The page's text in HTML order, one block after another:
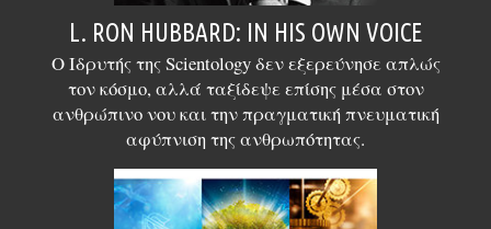
L. RON HUBBARD: IN HIS OWN VOICE
Ο Ιδρυτής της Scientology δεν εξερεύνησε απλώς
τον κόσμο, αλλά ταξίδεψε επίσης μέσα στον
ανθρώπινο νου και την πραγματική πνευματική
αφύπνιση της ανθρωπότητας.